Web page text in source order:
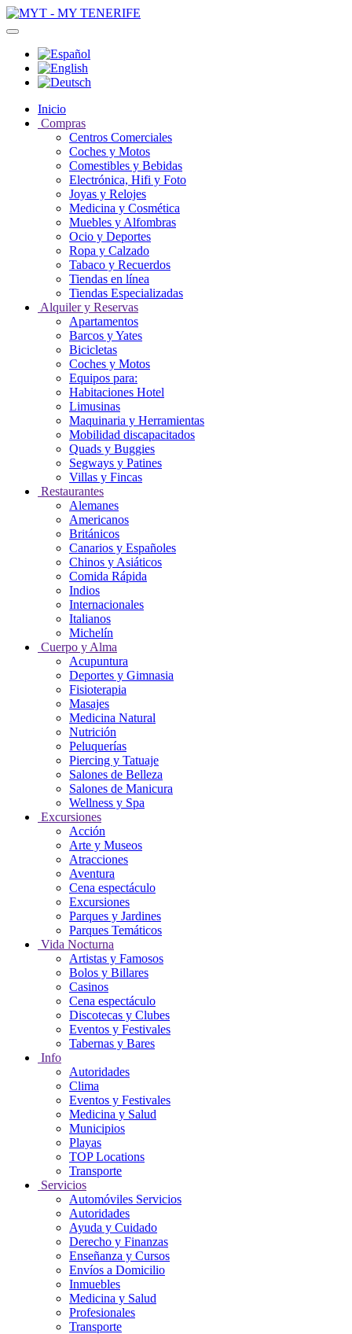
Inicio
Compras
Centros Comerciales
Coches y Motos
Comestibles y Bebidas
Electrónica, Hifi y Foto
Joyas y Relojes
Medicina y Cosmética
Muebles y Alfombras
Ocio y Deportes
Ropa y Calzado
Tabaco y Recuerdos
Tiendas en línea
Tiendas Especializadas
Alquiler y Reservas
Apartamentos
Barcos y Yates
Bicicletas
Coches y Motos
Equipos para:
Habitaciones Hotel
Limusinas
Maquinaria y Herramientas
Mobilidad discapacitados
Quads y Buggies
Segways y Patines
Villas y Fincas
Restaurantes
Alemanes
Americanos
Británicos
Canarios y Españoles
Chinos y Asiáticos
Comida Rápida
Indios
Internacionales
Italianos
Michelín
Cuerpo y Alma
Acupuntura
Deportes y Gimnasia
Fisioterapia
Masajes
Medicina Natural
Nutrición
Peluquerías
Piercing y Tatuaje
Salones de Belleza
Salones de Manicura
Wellness y Spa
Excursiones
Acción
Arte y Museos
Atracciones
Aventura
Cena espectáculo
Excursiones
Parques y Jardines
Parques Temáticos
Vida Nocturna
Artistas y Famosos
Bolos y Billares
Casinos
Cena espectáculo
Discotecas y Clubes
Eventos y Festivales
Tabernas y Bares
Info
Autoridades
Clima
Eventos y Festivales
Medicina y Salud
Municipios
Playas
TOP Locations
Transporte
Servicios
Automóviles Servicios
Autoridades
Ayuda y Cuidado
Derecho y Finanzas
Enseñanza y Cursos
Envíos a Domicilio
Inmuebles
Medicina y Salud
Profesionales
Transporte